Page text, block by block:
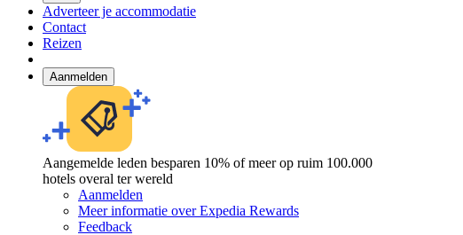
Adverteer je accommodatie
Contact
Reizen
Aanmelden
Aangemelde leden besparen 10% of meer op ruim 100.000
hotels overal ter wereld
Aanmelden
Meer informatie over Expedia Rewards
Feedback